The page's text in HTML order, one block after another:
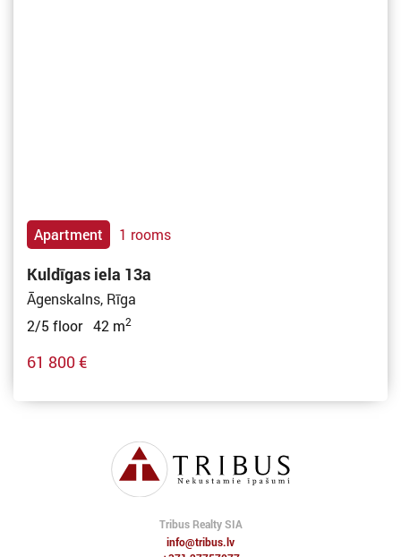
Apartment 1 rooms
Kuldīgas iela 13a
Āgenskalns, Rīga
2/5 floor 42 m2
61 800 €
Tribus Realty SIA
info@tribus.lv